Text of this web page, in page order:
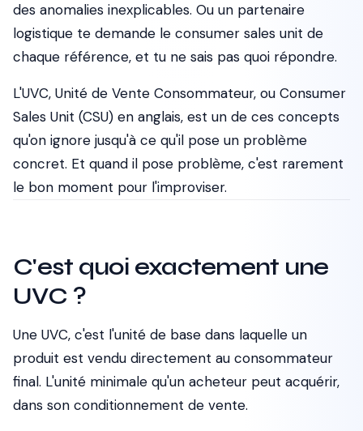
des anomalies inexplicables. Ou un partenaire
logistique te demande le consumer sales unit de
chaque référence, et tu ne sais pas quoi répondre.
L'UVC, Unité de Vente Consommateur, ou Consumer
Sales Unit (CSU) en anglais, est un de ces concepts
qu'on ignore jusqu'à ce qu'il pose un problème
concret. Et quand il pose problème, c'est rarement
le bon moment pour l'improviser.
C'est quoi exactement une
UVC ?
Une UVC, c'est l'unité de base dans laquelle un
produit est vendu directement au consommateur
final. L'unité minimale qu'un acheteur peut acquérir,
dans son conditionnement de vente.